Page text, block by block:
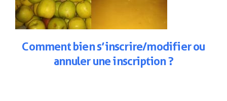
Commentbiens’inscrire/modifier ou
annuler une inscription ?